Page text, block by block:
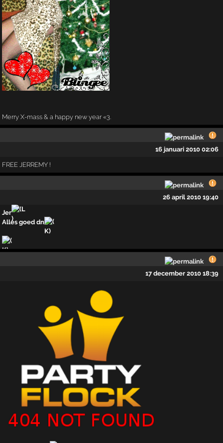
Merry X-mass & a happy new year «3.
16 januari 2010 02:06
FREE JERREMY !
26 april 2010 19:40
Jer
Alles goed dn
17 december 2010 18:39